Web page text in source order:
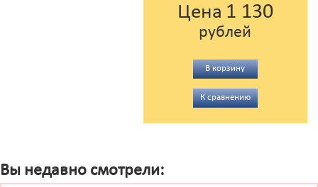
Цена 1 130
рублей
В корзину
К сравнению
Вы недавно смотрели: